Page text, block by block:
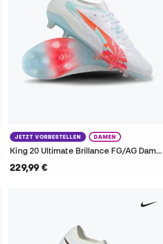
JETZT VORBESTELLEN DAMEN
King 20 Ultimate Brillance FG/AG Damen Fußballschuhe
229,99 €